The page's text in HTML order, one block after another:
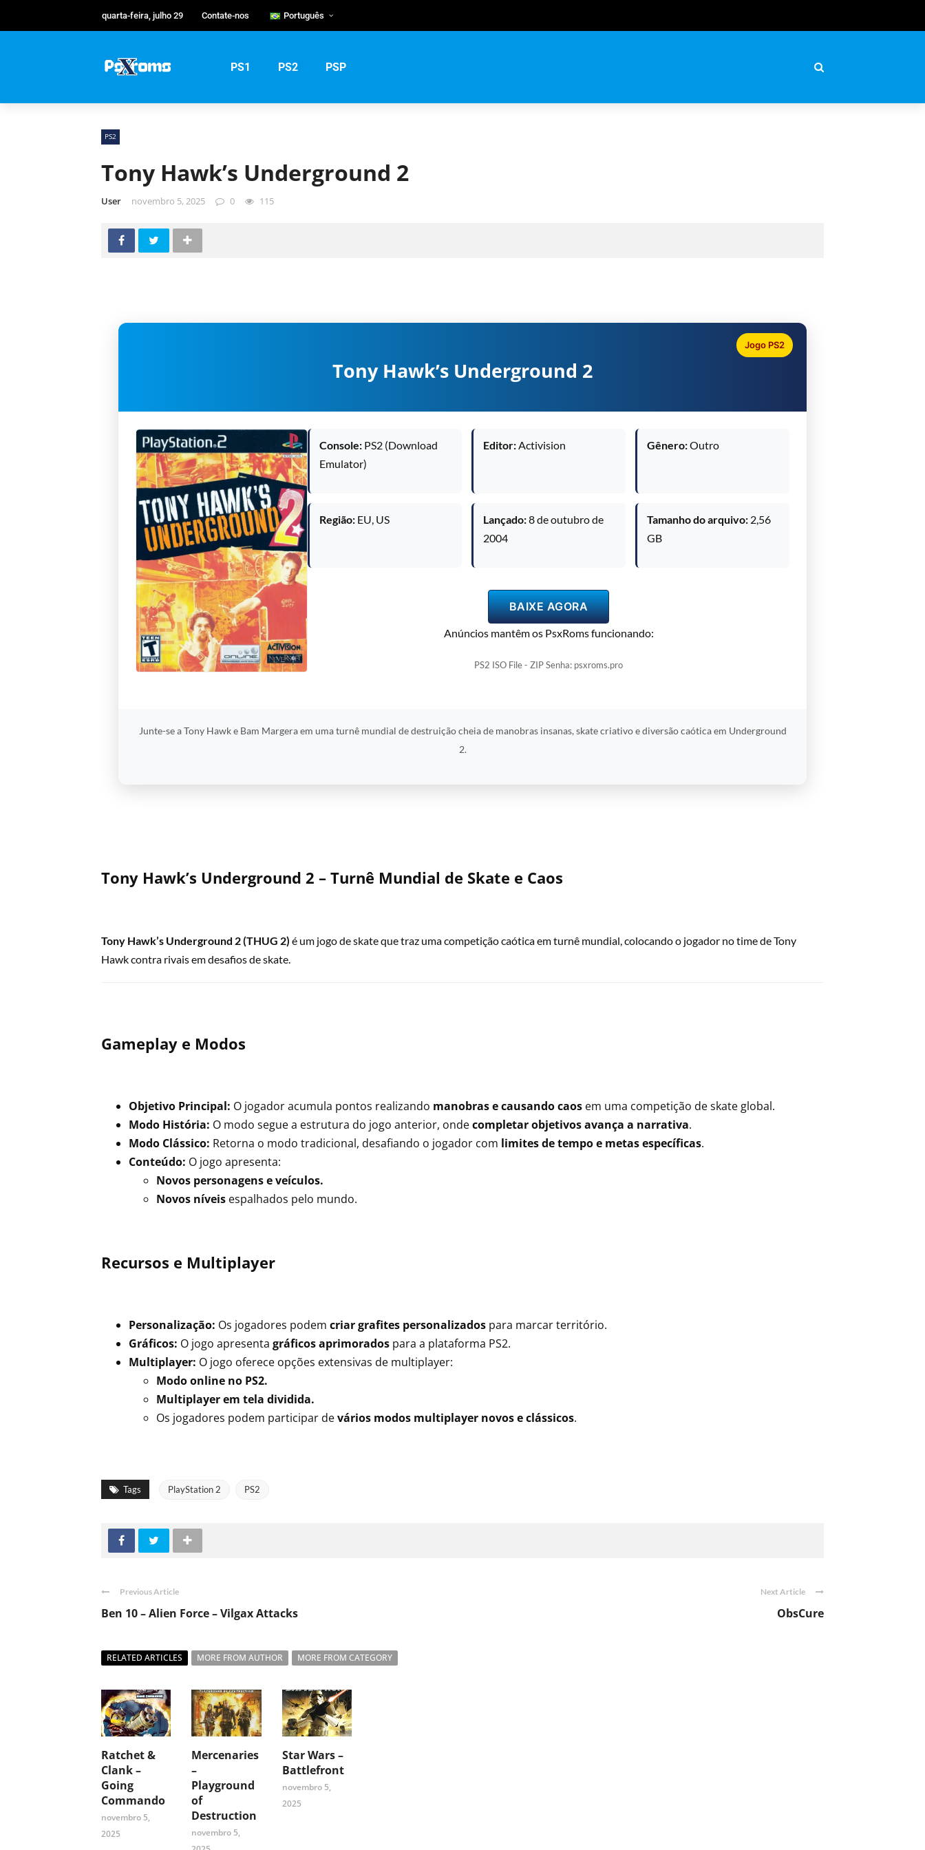
quarta-feira, julho 29 Contate-nos Português
Português
PS1 PS2 PSP
PS2
Tony Hawk’s Underground 2
User novembro 5, 2025 0 115
Tony Hawk’s Underground 2
Jogo PS2
Console: PS2 (Download
Emulator)
Editor:Activision Gênero:Outro
Região: EU, US Lançado:8 de outubro de
2004
Tamanho do arquivo: 2,56
GB
BAIXE AGORA
Anúncios mantêm os PsxRoms funcionando:
PS2 ISO File - ZIP Senha: psxroms.pro
Junte-se a Tony Hawk e Bam Margera em uma turnê mundial de destruição cheia de manobras insanas, skate criativo e diversão caótica em Underground
2.
Tony Hawk’s Underground 2 – Turnê Mundial de Skate e Caos
Tony Hawk’s Underground 2 (THUG 2) é um jogo de skate que traz uma competição caótica em turnê mundial, colocando o jogador no time de Tony
Hawk contra rivais em desafios de skate.
Gameplay e Modos
Objetivo Principal: O jogador acumula pontos realizando manobras e causando caos em uma competição de skate global.
Modo História: O modo segue a estrutura do jogo anterior, ondecompletar objetivos avança a narrativa.
Modo Clássico: Retorna o modo tradicional, desafiando o jogador com limites de tempo e metas específicas.
Conteúdo: O jogo apresenta:
Novos personagens e veículos.
Novos níveis espalhados pelo mundo.
Recursos e Multiplayer
Personalização: Os jogadores podem criar grafites personalizados para marcar território.
Gráficos: O jogo apresenta gráficos aprimorados para a plataforma PS2.
Multiplayer: O jogo oferece opções extensivas de multiplayer:
Modo online no PS2.
Multiplayer em tela dividida.
Os jogadores podem participar devários modos multiplayer novos e clássicos.
Tags PlayStation 2 PS2
Previous Article
Ben 10 – Alien Force – Vilgax Attacks
Next Article
ObsCure
RELATED ARTICLES MORE FROM AUTHOR MORE FROM CATEGORY
Ratchet &
Clank –
Going
Commando
novembro 5,
2025
Mercenaries
–
Playground
of
Destruction
novembro 5,
Star Wars –
Battlefront
novembro 5,
2025